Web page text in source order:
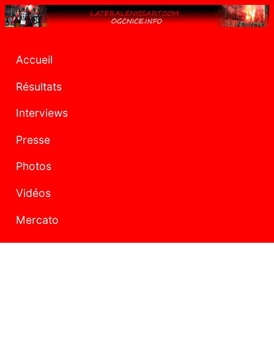
Accueil
Résultats
Interviews
Presse
Photos
Vidéos
Mercato